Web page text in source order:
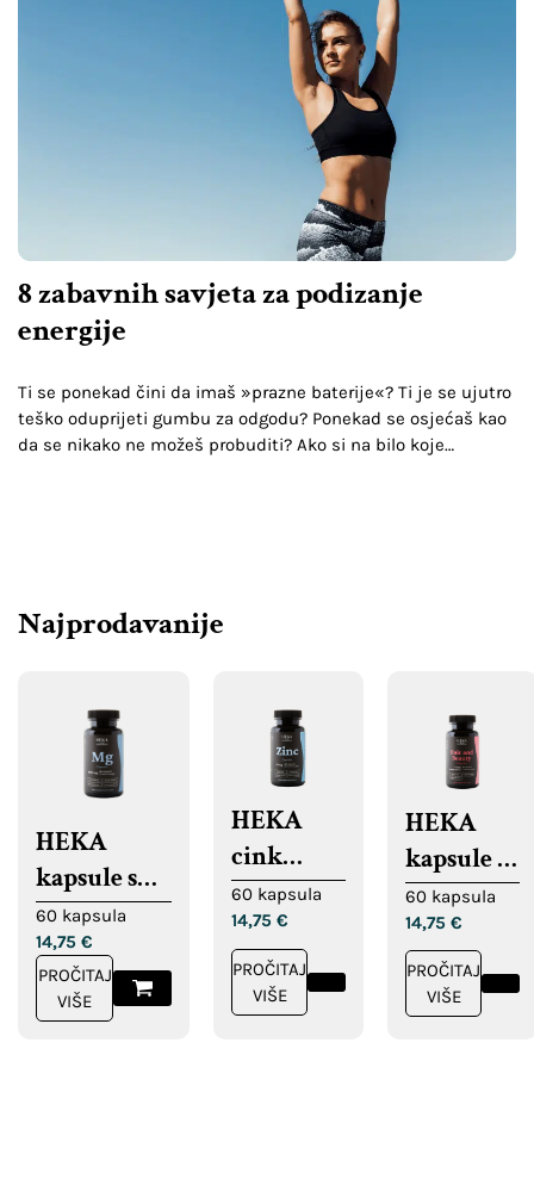
8 zabavnih savjeta za podizanje
energije
Ti se ponekad čini da imaš »prazne baterije«? Ti je se ujutro
teško oduprijeti gumbu za odgodu? Ponekad se osjećaš kao
da se nikako ne možeš probuditi? Ako si na bilo koje
Najprodavanije
HEKA
kapsule s
magnezijem
60 kapsula
14,75 €
PROČITAJ
VIŠE
HEKA
cink
kapsule
60 kapsula
14,75 €
PROČITAJ
VIŠE
HEKA
kapsule za
kosu,
kožu i
nokte
60 kapsula
14,75 €
PROČITAJ
VIŠE